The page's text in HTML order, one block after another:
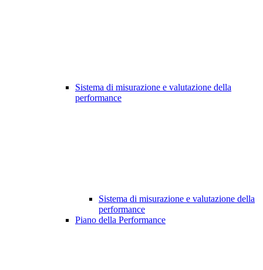
Sistema di misurazione e valutazione della
performance
Sistema di misurazione e valutazione della
performance
Piano della Performance